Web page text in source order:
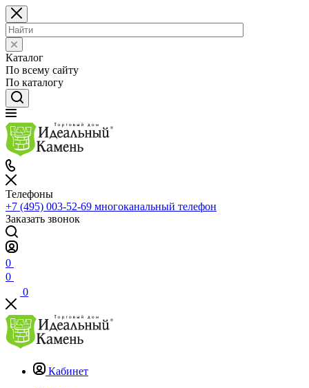
Каталог
По всему сайту
По каталогу
Телефоны
+7 (495) 003-52-69 многоканальный телефон
Заказать звонок
0
0
0
Кабинет